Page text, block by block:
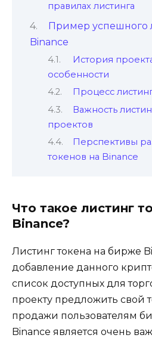
правилах листинга
Пример успешного
Binance
История
особенности
Процесс
Важность
проектов
Перспективы
токенов на Binance
Что такое листинг
Binance?​
Листинг токена на бирже
добавление данного
список доступных для
проекту предложить свой
продажи пользователям
Binance является очень